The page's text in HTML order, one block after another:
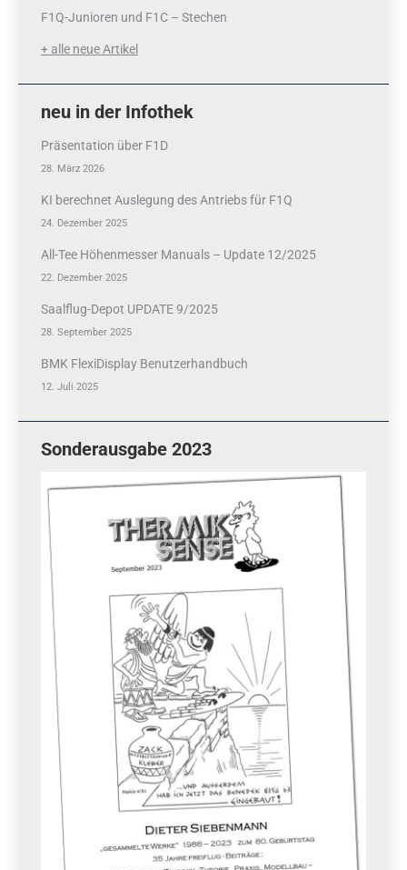
F1Q-Junioren und F1C – Stechen
+ alle neue Artikel
neu in der Infothek
Präsentation über F1D
28. März 2026
KI berechnet Auslegung des Antriebs für F1Q
24. Dezember 2025
All-Tee Höhenmesser Manuals – Update 12/2025
22. Dezember 2025
Saalflug-Depot UPDATE 9/2025
28. September 2025
BMK FlexiDisplay Benutzerhandbuch
12. Juli 2025
Sonderausgabe 2023